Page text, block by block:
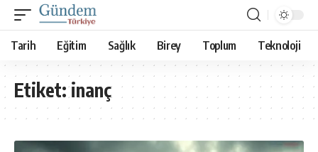
Tarih Eğitim Sağlık Birey Toplum Teknoloji
Etiket:inanç